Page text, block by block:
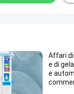
Affari
e di
e